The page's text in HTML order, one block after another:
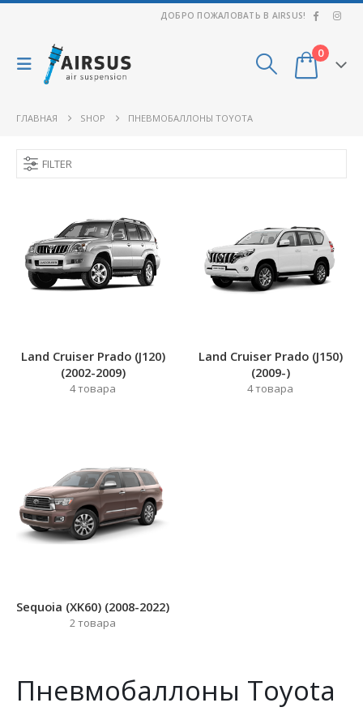
ДОБРО ПОЖАЛОВАТЬ В AIRSUS!
0
ГЛАВНАЯ SHOP ПНЕВМОБАЛЛОНЫ TOYOTA
FILTER
Land Cruiser Prado (J120)
(2002-2009)
4товара
Land Cruiser Prado (J150)
(2009-)
4товара
Sequoia (XK60) (2008-2022)
2товара
Пневмобаллоны Toyota